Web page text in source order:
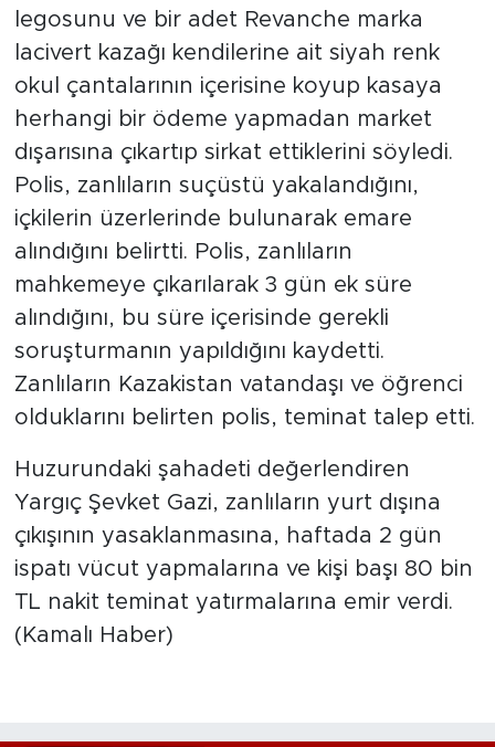
legosunu ve bir adet Revanche marka
lacivert kazağı kendilerine ait siyah renk
okul çantalarının içerisine koyup kasaya
herhangi bir ödeme yapmadan market
dışarısına çıkartıp sirkat ettiklerini söyledi.
Polis, zanlıların suçüstü yakalandığını,
içkilerin üzerlerinde bulunarak emare
alındığını belirtti. Polis, zanlıların
mahkemeye çıkarılarak 3 gün ek süre
alındığını, bu süre içerisinde gerekli
soruşturmanın yapıldığını kaydetti.
Zanlıların Kazakistan vatandaşı ve öğrenci
olduklarını belirten polis, teminat talep etti.
Huzurundaki şahadeti değerlendiren
Yargıç Şevket Gazi, zanlıların yurt dışına
çıkışının yasaklanmasına, haftada 2 gün
ispatı vücut yapmalarına ve kişi başı 80 bin
TL nakit teminat yatırmalarına emir verdi.
(Kamalı Haber)